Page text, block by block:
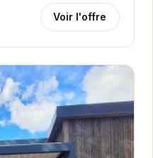
Voir l'offre